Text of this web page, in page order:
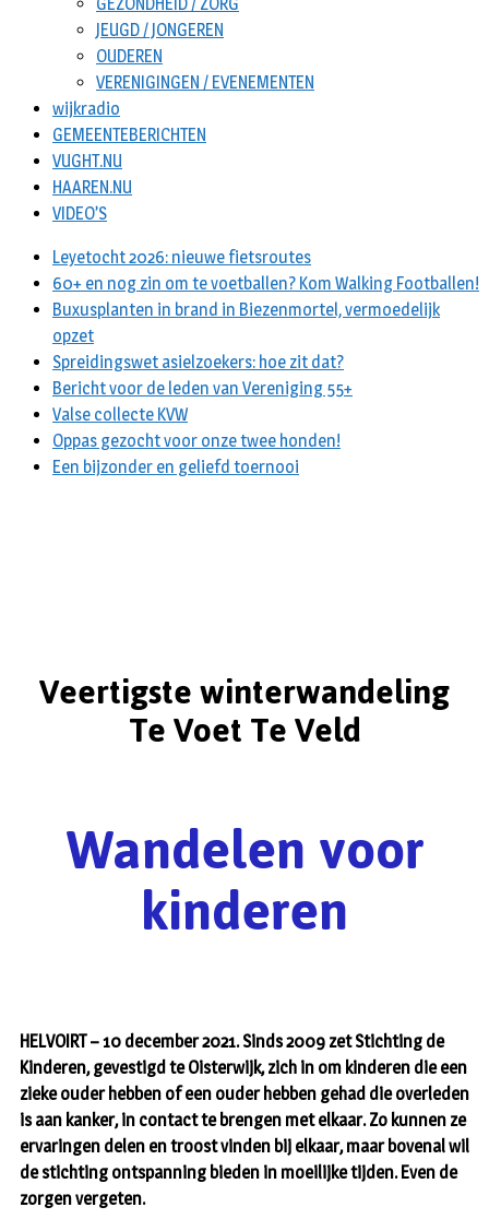
JEUGD / JONGEREN
OUDEREN
VERENIGINGEN / EVENEMENTEN
wijkradio
GEMEENTEBERICHTEN
VUGHT.NU
HAAREN.NU
VIDEO’S
Leyetocht 2026: nieuwe fietsroutes
60+ en nog zin om te voetballen? Kom Walking Footballen!
Buxusplanten in brand in Biezenmortel, vermoedelijk
opzet
Spreidingswet asielzoekers: hoe zit dat?
Bericht voor de leden van Vereniging 55+
Valse collecte KVW
Oppas gezocht voor onze twee honden!
Een bijzonder en geliefd toernooi
Veertigste winterwandeling
Te Voet Te Veld
Wandelen voor
kinderen
HELVOIRT – 10 december 2021. Sinds 2009 zet Stichting de
Kinderen, gevestigd te Oisterwijk, zich in om kinderen die een
zieke ouder hebben of een ouder hebben gehad die overleden
is aan kanker, in contact te brengen met elkaar. Zo kunnen ze
ervaringen delen en troost vinden bij elkaar, maar bovenal wil
de stichting ontspanning bieden in moeilijke tijden. Even de
zorgen vergeten.